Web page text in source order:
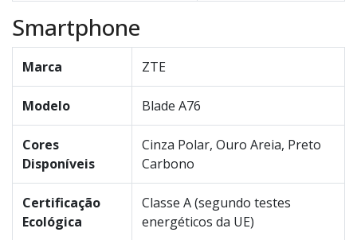
Smartphone
Marca ZTE
Modelo Blade A76
Cores
Disponíveis
Cinza Polar, Ouro Areia, Preto
Carbono
Certificação
Ecológica
Classe A (segundo testes
energéticos da UE)